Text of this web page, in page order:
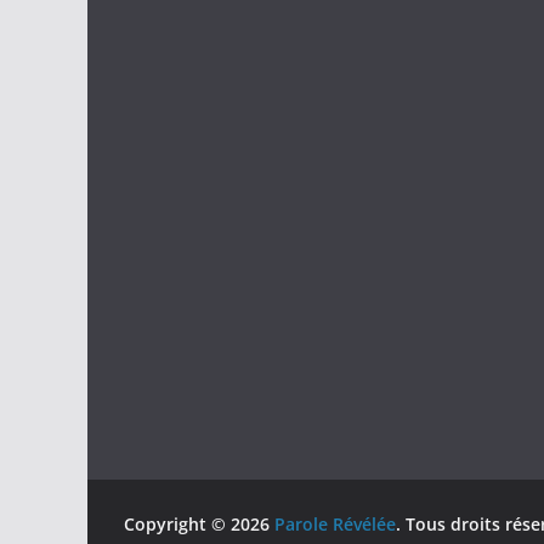
Copyright © 2026 Parole Révélée. Tous droits